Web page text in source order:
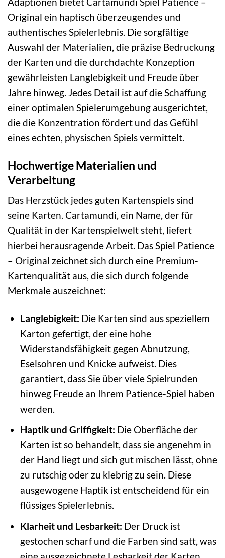
Original ein haptisch überzeugendes und
authentisches Spielerlebnis. Die sorgfältige
Auswahl der Materialien, die präzise Bedruckung
der Karten und die durchdachte Konzeption
gewährleisten Langlebigkeit und Freude über
Jahre hinweg. Jedes Detail ist auf die Schaffung
einer optimalen Spielerumgebung ausgerichtet,
die die Konzentration fördert und das Gefühl
eines echten, physischen Spiels vermittelt.
Hochwertige Materialien und
Verarbeitung
Das Herzstück jedes guten Kartenspiels sind
seine Karten. Cartamundi, ein Name, der für
Qualität in der Kartenspielwelt steht, liefert
hierbei herausragende Arbeit. Das Spiel Patience
– Original zeichnet sich durch eine Premium-
Kartenqualität aus, die sich durch folgende
Merkmale auszeichnet:
Langlebigkeit: Die Karten sind aus speziellem
Karton gefertigt, der eine hohe
Widerstandsfähigkeit gegen Abnutzung,
Eselsohren und Knicke aufweist. Dies
garantiert, dass Sie über viele Spielrunden
hinweg Freude an Ihrem Patience-Spiel haben
werden.
Haptik und Griffigkeit: Die Oberfläche der
Karten ist so behandelt, dass sie angenehm in
der Hand liegt und sich gut mischen lässt, ohne
zu rutschig oder zu klebrig zu sein. Diese
ausgewogene Haptik ist entscheidend für ein
flüssiges Spielerlebnis.
Klarheit und Lesbarkeit: Der Druck ist
gestochen scharf und die Farben sind satt, was